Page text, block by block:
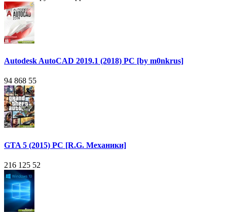
Autodesk AutoCAD 2019.1 (2018) PC [by m0nkrus]
94 868 55
GTA 5 (2015) PC [R.G. Механики]
216 125 52